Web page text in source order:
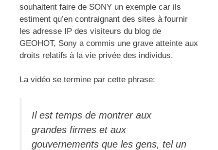
souhaitent faire de SONY un exemple car ils
estiment qu’en contraignant des sites à fournir
les adresse IP des visiteurs du blog de
GEOHOT, Sony a commis une grave atteinte aux
droits relatifs à la vie privée des individus.
La vidéo se termine par cette phrase:
Il est temps de montrer aux
grandes firmes et aux
gouvernements que les gens, tel un